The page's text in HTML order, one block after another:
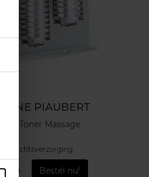
PIAUBERT
Gym-Toner Massage
Gezichtsverzorging
Bestel nu!